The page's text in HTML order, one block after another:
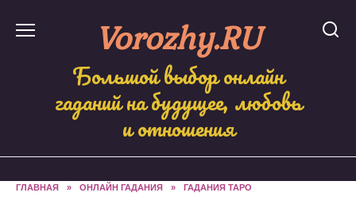
Vorozhy.RU
Большой выбор онлайн
гаданий на будущее, любовь
и отношения
ГЛАВНАЯ » ОНЛАЙН ГАДАНИЯ » ГАДАНИЯ ТАРО